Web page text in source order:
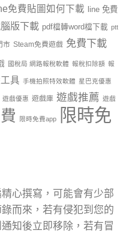
免費貼圖如何下載
line 免費
版下載 pdf檔轉word檔下載 ptt
市 Steam免費遊戲 免費下載
國稅局 網路報稅軟體 報稅扣除額 報
具 手機拍照特效軟體 星巴克優惠
遊戲優惠 遊戲庫 遊戲推薦 遊戲
限時免費app
限時免
心撰寫，可能會有少部
而來，若有侵犯到您的
知後立即移除，若有冒